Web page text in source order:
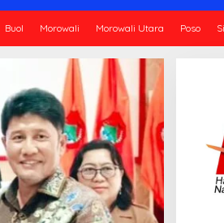
Buol Morowali Morowali Utara Poso